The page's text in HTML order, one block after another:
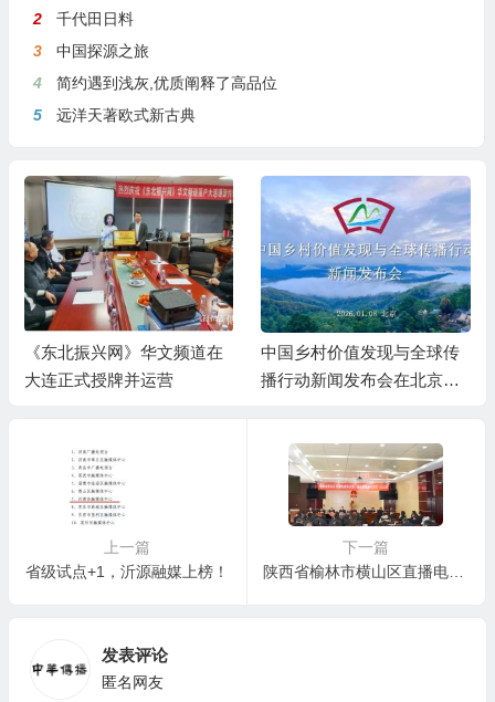
2
千代田日料
3
中国探源之旅
4
简约遇到浅灰,优质阐释了高品位
5
远洋天著欧式新古典
《东北振兴网》华文频道在
大连正式授牌并运营
中国乡村价值发现与全球传
播行动新闻发布会在北京召
上一篇
省级试点+1，沂源融媒上榜！
下一篇
陕西省榆林市横山区直播电商协会正式成立 ——数字赋能乡村振兴再添新引擎
发表评论
匿名网友